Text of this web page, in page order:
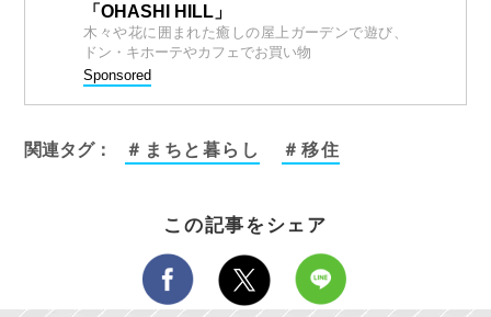
「OHASHI HILL」
木々や花に囲まれた癒しの屋上ガーデンで遊び、
ドン・キホーテやカフェでお買い物
Sponsored
関連タグ： ＃まちと暮らし ＃移住
この記事をシェア